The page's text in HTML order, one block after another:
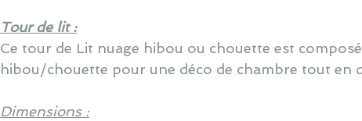
Tour de lit :
Ce tour de Lit nuage hibou ou chouette est
hibou/chouette pour une déco de chambre tout en
Dimensions :